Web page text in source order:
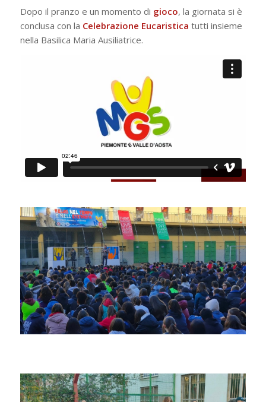
Dopo il pranzo e un momento di gioco, la giornata si è
conclusa con la Celebrazione Eucaristica tutti insieme
nella Basilica Maria Ausiliatrice.